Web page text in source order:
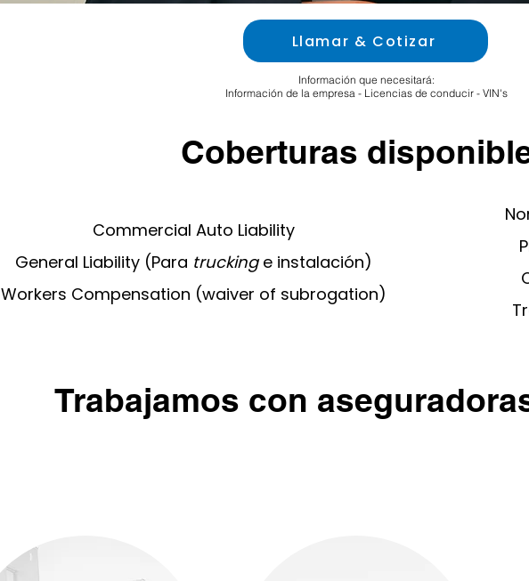
Llamar & Cotizar
Información que necesitará:
Información de la empresa - Licencias de conducir - VIN's
Coberturas
Commercial Auto Liability
General Liability (Para truckinge instalación)
Workers Compensation (waiver of subrogation)
Trabajamos con